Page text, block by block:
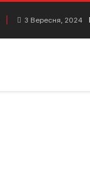
3 Вересня, 2024